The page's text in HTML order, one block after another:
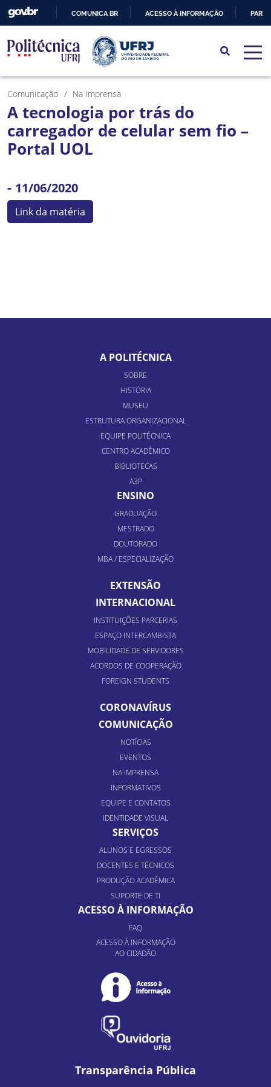
PARA
O
CONTEÚDO
COMUNICA BR ACESSO À INFORMAÇÃO
Comunicação Na Imprensa
A tecnologia por trás do
carregador de celular sem fio –
Portal UOL
- 11/06/2020
Link da matéria
A POLITÉCNICA
SOBRE
HISTÓRIA
MUSEU
ESTRUTURA ORGANIZACIONAL
EQUIPE POLITÉCNICA
CENTRO ACADÊMICO
BIBLIOTECAS
A3P
ENSINO
GRADUAÇÃO
MESTRADO
DOUTORADO
MBA / ESPECIALIZAÇÃO
EXTENSÃO
INTERNACIONAL
INSTITUIÇÕES PARCERIAS
ESPAÇO INTERCAMBISTA
MOBILIDADE DE SERVIDORES
ACORDOS DE COOPERAÇÃO
FOREIGN STUDENTS
CORONAVÍRUS
COMUNICAÇÃO
NOTÍCIAS
EVENTOS
NA IMPRENSA
INFORMATIVOS
EQUIPE E CONTATOS
IDENTIDADE VISUAL
SERVIÇOS
ALUNOS E EGRESSOS
DOCENTES E TÉCNICOS
PRODUÇÃO ACADÊMICA
SUPORTE DE TI
ACESSO À INFORMAÇÃO
FAQ
ACESSO À INFORMAÇÃO
AO CIDADÃO
Transparência Pública